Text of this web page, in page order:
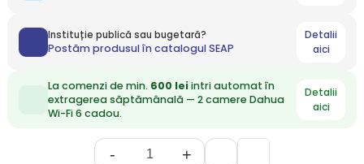
Instituție publică sau bugetară?
Postăm produsul în catalogul SEAP
Detalii
aici
La comenzi de min. 600 leiintri automat în
extragerea săptămânală — 2 camere Dahua
Wi-Fi 6 cadou.
Detalii
aici
- +